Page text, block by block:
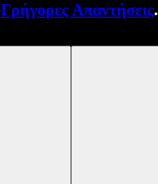
Γρήγορες Απαντήσεις.